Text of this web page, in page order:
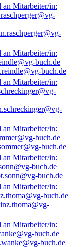
buch.de
buch.de
buch.de
buch.de